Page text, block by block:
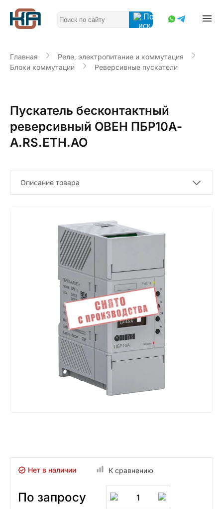
Главная
Реле, электропитание и коммутация
Блоки коммутации
Реверсивные пускатели
Пускатель бесконтактный
реверсивный ОВЕН ПБР10А-
A.RS.ETH.АО
Описание товара
Нет в наличии К сравнению
По запросу 1